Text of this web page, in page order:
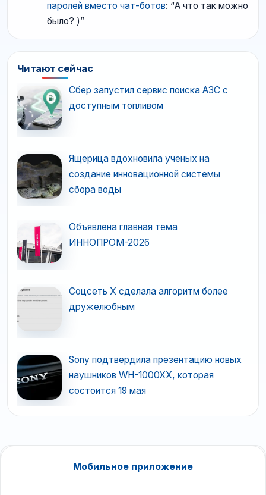
паролей вместо чат-ботов: “А что так можно
было? )”
Читают сейчас
Сбер запустил сервис поиска АЗС с
доступным топливом
Ящерица вдохновила ученых на
создание инновационной системы
сбора воды
Объявлена главная тема
ИННОПРОМ-2026
Соцсеть X сделала алгоритм более
дружелюбным
Sony подтвердила презентацию новых
наушников WH-1000XX, которая
состоится 19 мая
Мобильное приложение